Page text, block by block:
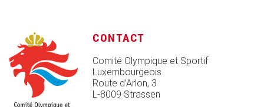
CONTACT
Comité Olympique et Sportif
Luxembourgeois
Route d’Arlon, 3
L-8009 Strassen